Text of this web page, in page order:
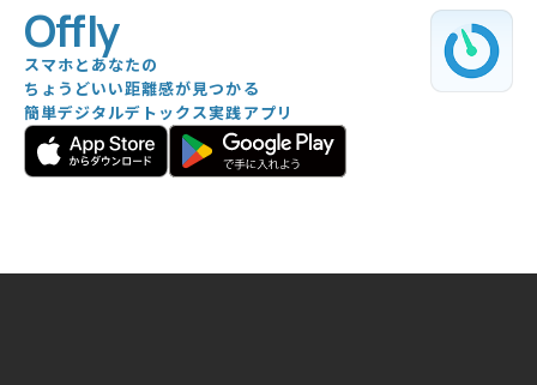
Offly
スマホとあなたの
ちょうどいい距離感が見つかる
簡単デジタルデトックス実践アプリ